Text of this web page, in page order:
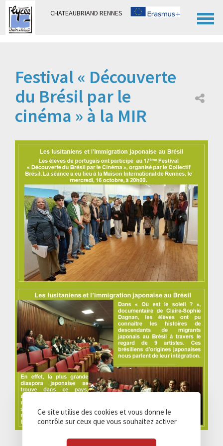
CHATEAUBRIAND RENNES
Festival « Découverte
du Brésil par le
cinéma » à la MIR
Panneau de gestion des cookies
Ce site utilise des cookies et vous donne le
contrôle sur ceux que vous souhaitez activer